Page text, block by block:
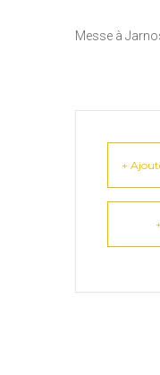
Messe à
+